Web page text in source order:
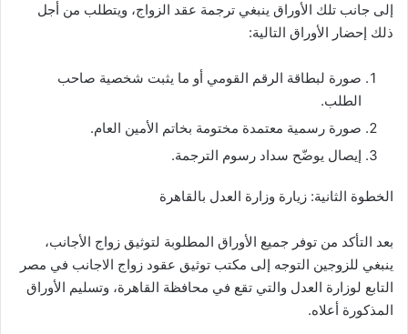
إلى جانب تلك الأوراق ينبغي ترجمة عقد الزواج، ويتطلب من أجل
ذلك إحضار الأوراق التالية:
صورة لبطاقة الرقم القومي أو ما يثبت شخصية صاحب
الطلب.
صورة رسمية معتمدة مختومة بخاتم الأمين العام.
إيصال يوضّح سداد رسوم الترجمة.
الخطوة الثانية: زيارة وزارة العدل بالقاهرة
بعد التأكد من توفر جميع الأوراق المطلوبة لتوثيق زواج الأجانب،
ينبغي للزوجين التوجه إلى مكتب توثيق عقود زواج الاجانب في مصر
التابع لوزارة العدل والتي تقع في محافظة القاهرة، وتسليم الأوراق
المذكورة أعلاه.